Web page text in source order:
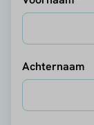
Achternaam